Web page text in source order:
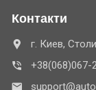
Контакти
г. Киев,
+38(068)067-